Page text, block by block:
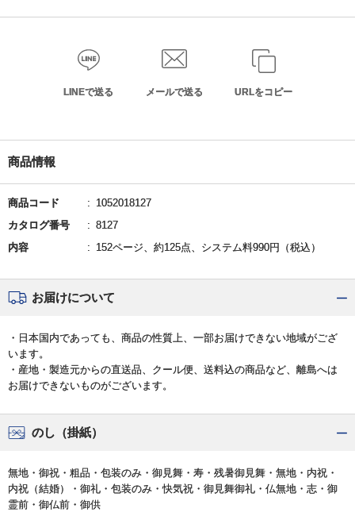
LINEで送る メールで送る URLをコピー
商品情報
商品コード
1052018127
カタログ番号
8127
内容
152ページ、約125点、システム料990円（税込）
お届けについて
・日本国内であっても、商品の性質上、一部お届けできない地域がござ
います。
・産地・製造元からの直送品、クール便、送料込の商品など、離島へは
お届けできないものがございます。
のし（掛紙）
無地・御祝・粗品・包装のみ・御見舞・寿・残暑御見舞・無地・内祝・
内祝（結婚）・御礼・包装のみ・快気祝・御見舞御礼・仏無地・志・御
霊前・御仏前・御供